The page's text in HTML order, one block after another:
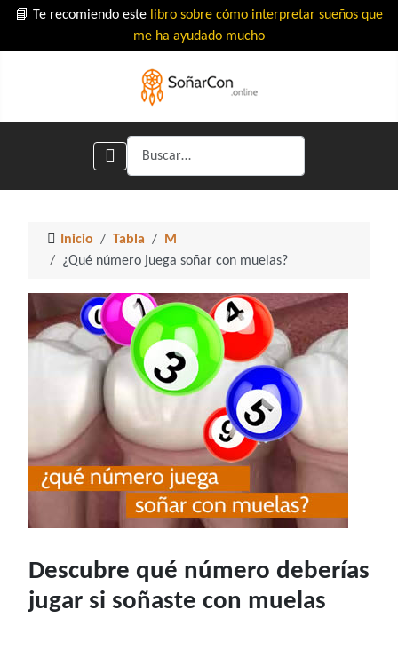
📘 Te recomiendo este libro sobre cómo interpretar sueños que
me ha ayudado mucho
Buscar
Inicio Tabla
M
¿Qué número juega soñar con muelas?
Descubre qué número deberías
jugar si soñaste con muelas